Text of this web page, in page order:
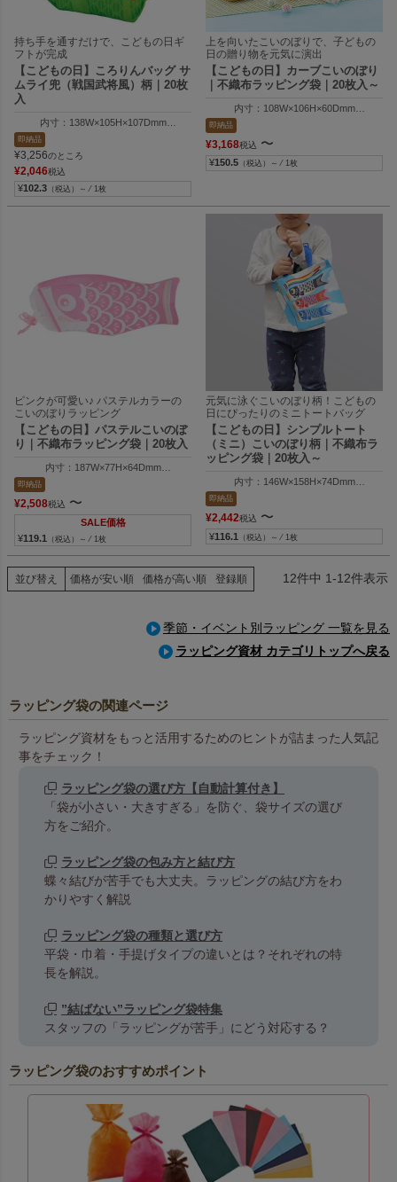
持ち手を通すだけで、こどもの日ギ
フトが完成
【こどもの日】ころりんバッグ サ
ムライ兜（戦国武将風）柄｜20枚
入
内寸：138W×105H×107Dmm
外寸：144W×113H×113Dmm
即納品
¥3,256のところ
¥2,046税込
¥102.3 （税込）～ ⁄ 1枚
上を向いたこいのぼりで、子どもの
日の贈り物を元気に演出
【こどもの日】カーブこいのぼり
｜不織布ラッピング袋｜20枚入～
内寸：108W×106H×60Dmm
外寸：224W×154H×60Dmm
即納品
¥3,168税込 〜
¥150.5 （税込）～ ⁄ 1枚
ピンクが可愛い♪ パステルカラーの
こいのぼりラッピング
【こどもの日】パステルこいのぼ
り｜不織布ラッピング袋｜20枚入
内寸：187W×77H×64Dmm
外寸：275W×110H×98Dmm
即納品
¥2,508税込 〜
SALE価格
¥119.1 （税込）～ ⁄ 1枚
元気に泳ぐこいのぼり柄！こどもの
日にぴったりのミニトートバッグ
【こどもの日】シンプルトート
（ミニ）こいのぼり柄｜不織布ラ
ッピング袋｜20枚入～
内寸：146W×158H×74Dmm
外寸：146W×175H×74Dmm
即納品
¥2,442税込 〜
¥116.1 （税込）～ ⁄ 1枚
並び替え 価格が安い順 価格が高い順 登録順 12件中 1-12件表示
季節・イベント別ラッピング 一覧を見る
ラッピング資材 カテゴリトップへ戻る
ラッピング袋の関連ページ
ラッピング資材をもっと活用するためのヒントが詰まった人気記
事をチェック！
ラッピング袋の選び方【自動計算付き】
「袋が小さい・大きすぎる」を防ぐ、袋サイズの選び
方をご紹介。
ラッピング袋の包み方と結び方
蝶々結びが苦手でも大丈夫。ラッピングの結び方をわ
かりやすく解説
ラッピング袋の種類と選び方
平袋・巾着・手提げタイプの違いとは？それぞれの特
長を解説。
”結ばない”ラッピング袋特集
スタッフの「ラッピングが苦手」にどう対応する？
ラッピング袋のおすすめポイント